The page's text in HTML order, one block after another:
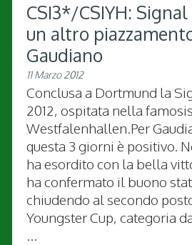
CSI3*/CSIYH: Signal
un altro
Gaudiano
11 Marzo 2012
Conclusa a Dortmund la
2012, ospitata nella
Westfalenhallen.Per
questa 3 giorni è positivo.
ha esordito con la bella
ha confermato il buono
chiudendo al secondo
Youngster Cup, categoria
...